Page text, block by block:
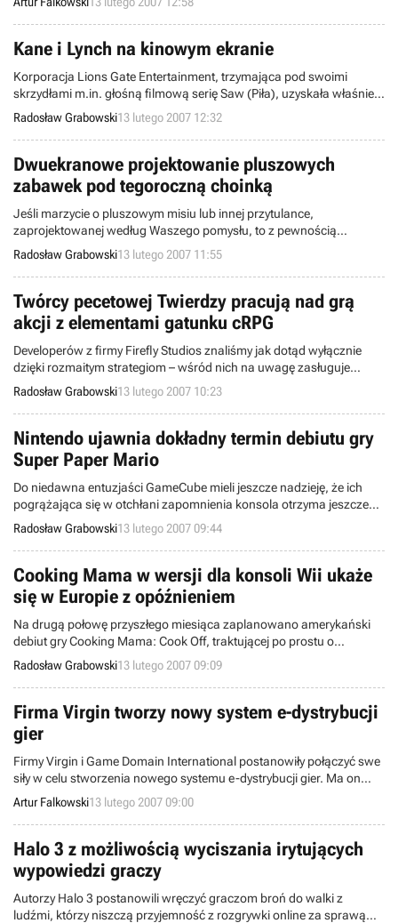
się sprzedawały, jak przekłada się wysoka ocena wystawiona przez
recenzentów na ilość nabytych egzemplarzy danej gry oraz na ile
dobrym pomysłem jest robienie gier przeznaczonych tylko na jedną
Kane i Lynch na kinowym ekranie
Korporacja Lions Gate Entertainment, trzymająca pod swoimi
skrzydłami m.in. głośną filmową serię Saw (Piła), uzyskała właśnie
prawa do przeniesienia na srebrny ekran jednej z najlepiej
zapowiadających się gier, mających ujrzeć światło dzienne w
bieżącym roku. Mowa o pozycji, nazwanej Kane & Lynch: Dead Men
i zmierzającej ku platformie PC oraz Xbox 360.
Radosław Grabowski13 lutego 2007 12:32
Dwuekranowe projektowanie pluszowych
zabawek pod tegoroczną choinką
Jeśli marzycie o pluszowym misiu lub innej przytulance,
zaprojektowanej według Waszego pomysłu, to z pewnością
zainteresujecie się grą, powstającą w studiu Neko Entertainment na
podstawie licencji Build-A-Bear. Ta ostatnia związana jest z
popularną siecią sklepów (placówki m.in. w Stanach
Zjednoczonych, Wielkiej Brytanii i Szwecji), w których pluszaki tworzy
się na zamówienie.
Radosław Grabowski13 lutego 2007 11:55
Twórcy pecetowej Twierdzy pracują nad grą
akcji z elementami gatunku cRPG
Developerów z firmy Firefly Studios znaliśmy jak dotąd wyłącznie
dzięki rozmaitym strategiom – wśród nich na uwagę zasługuje
przede wszystkim seria Stronghold (Twierdza). Teraz utalentowani
elektroniczno-rozrywkowi projektanci skupiają się nad świeżym
przedsięwzięciem, nazwanym Hero i wymierzonym w komputery PC
oraz jedną z konsol nowej generacji (PlayStation 3 lub Xbox 360).
Radosław Grabowski13 lutego 2007 10:23
Nintendo ujawnia dokładny termin debiutu gry
Super Paper Mario
Do niedawna entuzjaści GameCube mieli jeszcze nadzieję, że ich
pogrążająca się w otchłani zapomnienia konsola otrzyma jeszcze
jedną mocną grę – hybrydę platformówki i elementów gatunku
cRPG, zatytułowaną Super Paper Mario i stanowiącą kontynuację
hitu z platformy Nintendo 64. Niestety ostatecznie zdecydowano o
przeniesieniu tego tytułu do świata Wii. Właśnie poznaliśmy dokładny
termin premiery.
Radosław Grabowski13 lutego 2007 09:44
Cooking Mama w wersji dla konsoli Wii ukaże
się w Europie z opóźnieniem
Na drugą połowę przyszłego miesiąca zaplanowano amerykański
debiut gry Cooking Mama: Cook Off, traktującej po prostu o
gotowaniu, pieczeniu i innych kulinarnych czynnościach. Produkt ów
przeznaczony jest dla konsoli Wii, aczkolwiek stanowi powielenie
pomysłu, wykorzystanego już na platformie Nintendo DS. Niestety
europejska premiera niniejszej pozycji została właśnie opóźniona.
Radosław Grabowski13 lutego 2007 09:09
Firma Virgin tworzy nowy system e-dystrybucji
gier
Firmy Virgin i Game Domain International postanowiły połączyć swe
siły w celu stworzenia nowego systemu e-dystrybucji gier. Ma on
nosić nazwę A World of My Own (AWOMO) i, według założeń
twórców, stać się tym dla gier, czym iTunes jest dla muzyki.
Artur Falkowski13 lutego 2007 09:00
Halo 3 z możliwością wyciszania irytujących
wypowiedzi graczy
Autorzy Halo 3 postanowili wręczyć graczom broń do walki z
ludźmi, którzy niszczą przyjemność z rozgrywki online za sprawą